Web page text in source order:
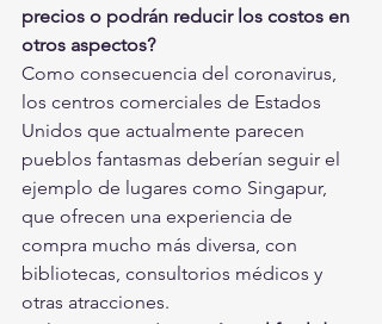
precios o podrán reducir los costos en
otros aspectos?
Como consecuencia del coronavirus,
los centros comerciales de Estados
Unidos que actualmente parecen
pueblos fantasmas deberían seguir el
ejemplo de lugares como Singapur,
que ofrecen una experiencia de
compra mucho más diversa, con
bibliotecas, consultorios médicos y
otras atracciones.